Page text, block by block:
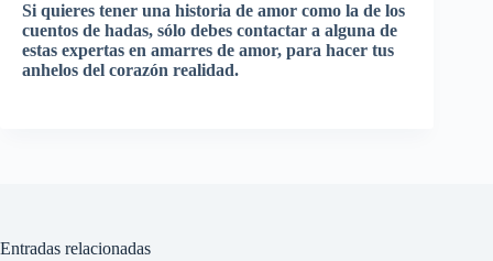
Si quieres tener una historia de amor como la de los
cuentos de hadas, sólo debes contactar a alguna de
estas expertas en amarres de amor, para hacer tus
anhelos del corazón realidad.
Entradas relacionadas